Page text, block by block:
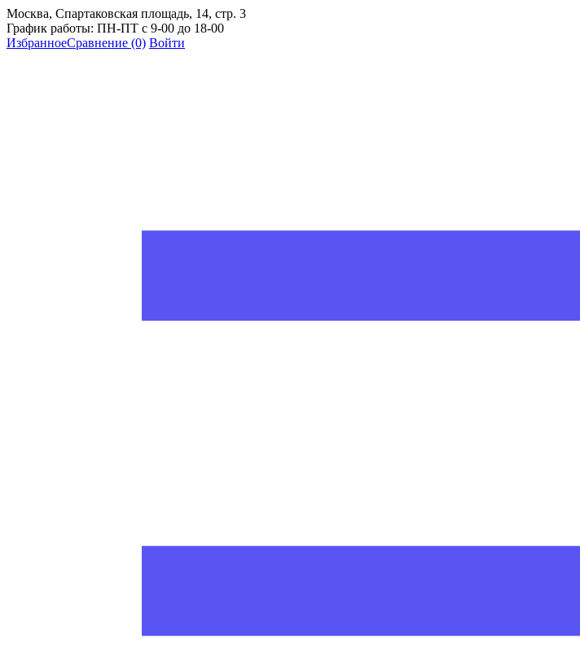
Москва, Спартаковская площадь, 14, стр. 3
График работы: ПН-ПТ с 9-00 до 18-00
ИзбранноеСравнение (0) Войти